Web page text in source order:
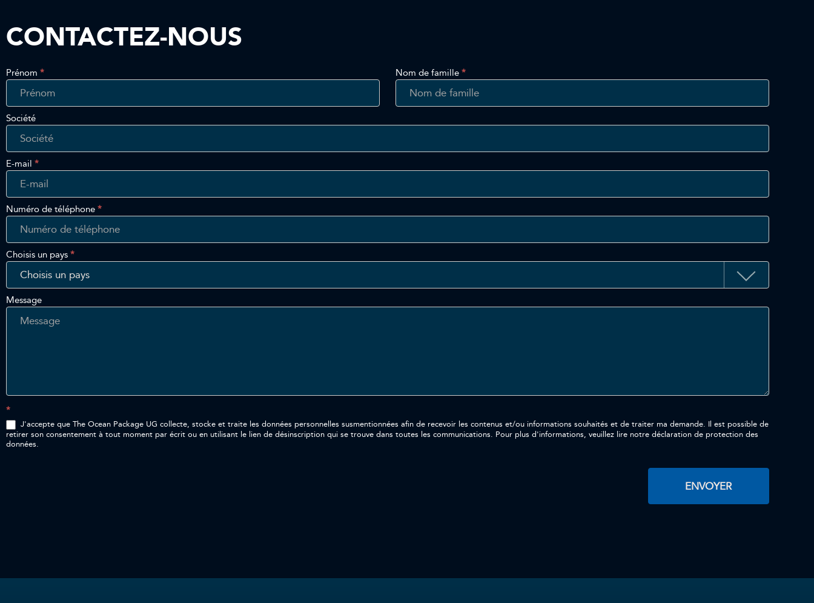
CONTACTEZ-NOUS
Get
Touch
Prénom * Nom de famille *
Société
E-mail *
Numéro de téléphone *
Choisis un pays *
Message
*
J'accepte que The Ocean Package UG collecte, stocke et traite les données personnelles susmentionnées afin de recevoir les contenus et/ou informations souhaités et de traiter ma demande. Il est possible de
retirer son consentement à tout moment par écrit ou en utilisant le lien de désinscription qui se trouve dans toutes les communications. Pour plus d'informations, veuillez lire notre déclaration de protection des
données.
ENVOYER